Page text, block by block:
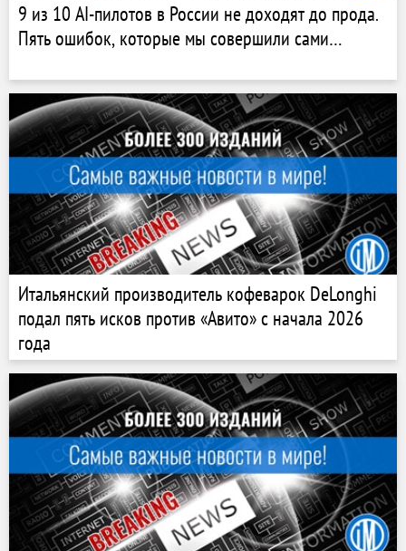
9 из 10 AI-пилотов в России не доходят до прода.
Пять ошибок, которые мы совершили сами…
Итальянский производитель кофеварок DeLonghi
подал пять исков против «Авито» с начала 2026
года